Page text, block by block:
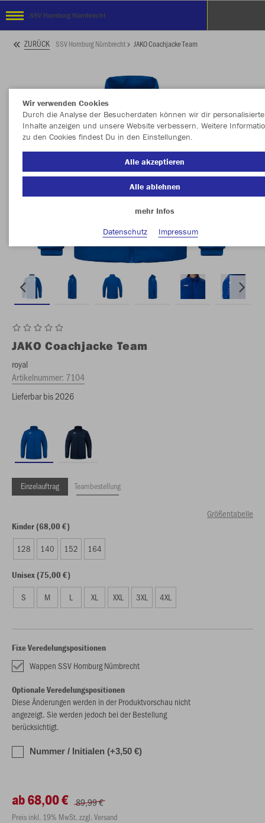
SSV Homburg Nümbrecht
ZURÜCK SSV Homburg Nümbrecht JAKO Coachjacke Team
JAKO Coachjacke Team
royal
Artikelnummer: 7104
Lieferbar bis 2026
Einzelauftrag Teambestellung
Größentabelle
Kinder (68,00 €)
128 140 152 164
Unisex (75,00 €)
S M L XL XXL 3XL 4XL
Fixe Veredelungspositionen
Wappen SSV Homburg Nümbrecht
Optionale Veredelungspositionen
Diese Änderungen werden in der Produktvorschau nicht
angezeigt. Sie werden jedoch bei der Bestellung
berücksichtigt.
Nummer / Initialen (+3,50 €)
ab 68,00 € 89,99 €
Preis inkl. 19% MwSt. zzgl. Versand
Wir verwenden Cookies
Durch die Analyse der Besucherdaten können wir dir personalisierte
Inhalte anzeigen und unsere Website verbessern. Weitere
zu den Cookies findest Du in den Einstellungen.
Alle akzeptieren
Alle ablehnen
mehr Infos
Datenschutz
Impressum